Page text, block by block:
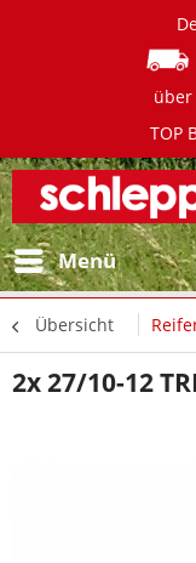
über
TOP
Menü
Übersicht
2x 27/10-12